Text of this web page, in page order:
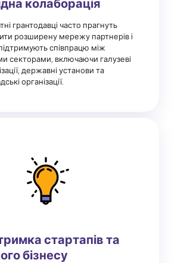
колаборація
грантодавці часто прагнуть
розширену мережу партнерів і
співпрацю між
секторами, включаючи галузеві
державні установи та
організації.
стартапів та
бізнесу